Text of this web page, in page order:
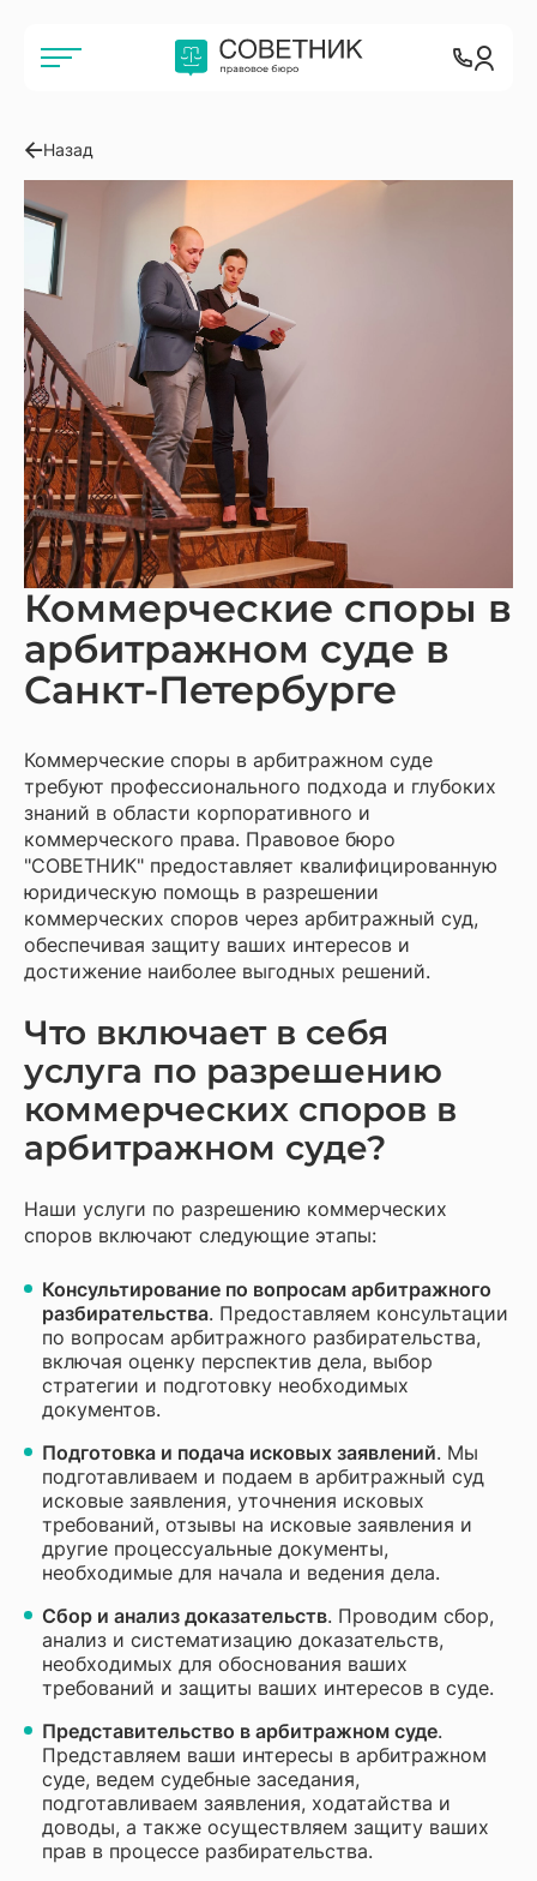
Назад
Коммерческие споры в
арбитражном суде в
Санкт-Петербурге
Коммерческие споры в арбитражном суде
требуют профессионального подхода и глубоких
знаний в области корпоративного и
коммерческого права. Правовое бюро
"СОВЕТНИК" предоставляет квалифицированную
юридическую помощь в разрешении
коммерческих споров через арбитражный суд,
обеспечивая защиту ваших интересов и
достижение наиболее выгодных решений.
Что включает в себя
услуга по разрешению
коммерческих споров в
арбитражном суде?
Наши услуги по разрешению коммерческих
споров включают следующие этапы:
Консультирование по вопросам арбитражного
разбирательства. Предоставляем консультации
по вопросам арбитражного разбирательства,
включая оценку перспектив дела, выбор
стратегии и подготовку необходимых
документов.
Подготовка и подача исковых заявлений. Мы
подготавливаем и подаем в арбитражный суд
исковые заявления, уточнения исковых
требований, отзывы на исковые заявления и
другие процессуальные документы,
необходимые для начала и ведения дела.
Сбор и анализ доказательств. Проводим сбор,
анализ и систематизацию доказательств,
необходимых для обоснования ваших
требований и защиты ваших интересов в суде.
Представительство в арбитражном суде.
Представляем ваши интересы в арбитражном
суде, ведем судебные заседания,
подготавливаем заявления, ходатайства и
доводы, а также осуществляем защиту ваших
прав в процессе разбирательства.